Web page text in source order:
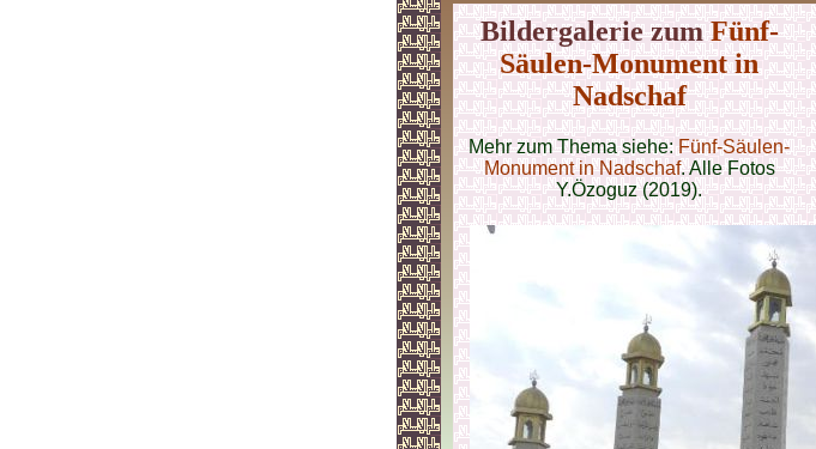
Bildergalerie zumFünf-
Säulen-Monument in
Nadschaf
Mehr zum Thema siehe:Fünf-Säulen-
Monument in Nadschaf. Alle Fotos
Y.Özoguz (2019).